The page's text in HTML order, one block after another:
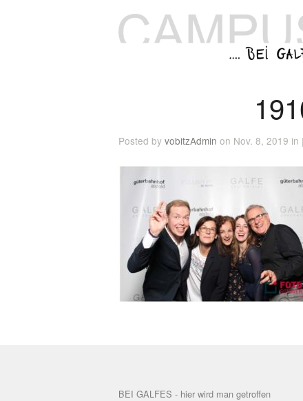
Posted by vobitzAdmin on Nov. 8, 2019 in |
BEI GALFES - hier wird man getroffen